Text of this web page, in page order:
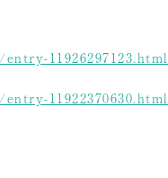
11926297123.html
11922370630.html